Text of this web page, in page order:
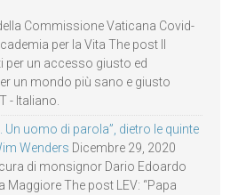
Commissione Vaticana Covid-
per la Vita The post Il
per un accesso giusto ed
un mondo più sano e giusto
- Italiano.
Un uomo di parola”, dietro le quinte
Wenders Dicembre 29, 2020
di monsignor Dario Edoardo
Maggiore The post LEV: “Papa